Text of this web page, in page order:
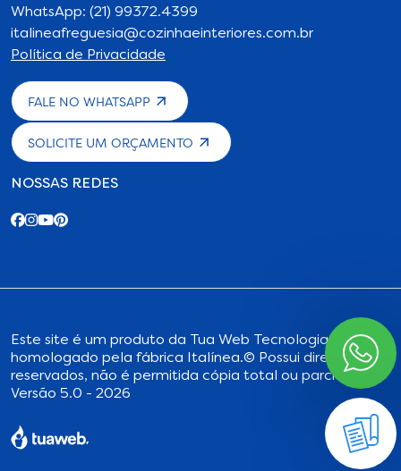
WhatsApp: (21) 99372.4399
italineafreguesia@cozinhaeinteriores.com.br
Política de Privacidade
FALE NO WHATSAPP
SOLICITE UM ORÇAMENTO
NOSSAS REDES
Este site é um produto da Tua Web Tecnologia,
homologado pela fábrica Italínea.© Possui direitos
reservados, não é permitida cópia total ou parcial.
Versão 5.0 - 2026